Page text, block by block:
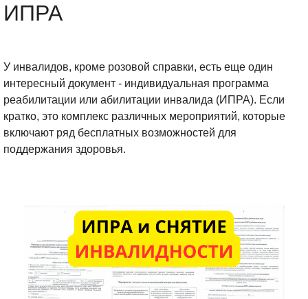
ИПРА
У инвалидов, кроме розовой справки, есть еще один
интересный документ - индивидуальная программа
реабилитации или абилитации инвалида (ИПРА). Если
кратко, это комплекс различных мероприятий, которые
включают ряд бесплатных возможностей для
поддержания здоровья.